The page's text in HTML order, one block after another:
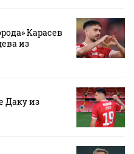
Карасев
из
Даку из